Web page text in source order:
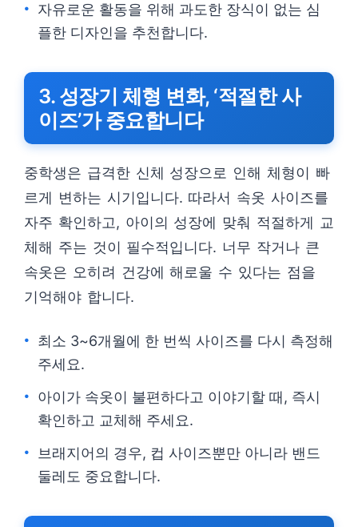
자유로운 활동을 위해 과도한 장식이 없는 심
플한 디자인을 추천합니다.
3. 성장기 체형 변화, ‘적절한 사
이즈’가 중요합니다
중학생은 급격한 신체 성장으로 인해 체형이 빠
르게 변하는 시기입니다. 따라서 속옷 사이즈를
자주 확인하고, 아이의 성장에 맞춰 적절하게 교
체해 주는 것이 필수적입니다. 너무 작거나 큰
속옷은 오히려 건강에 해로울 수 있다는 점을
기억해야 합니다.
최소 3~6개월에 한 번씩 사이즈를 다시 측정해
주세요.
아이가 속옷이 불편하다고 이야기할 때, 즉시
확인하고 교체해 주세요.
브래지어의 경우, 컵 사이즈뿐만 아니라 밴드
둘레도 중요합니다.